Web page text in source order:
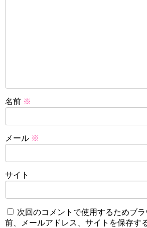
名前 ※
メール ※
サイト
次回のコメントで使用するためブ
前、メールアドレス、サイトを保存する